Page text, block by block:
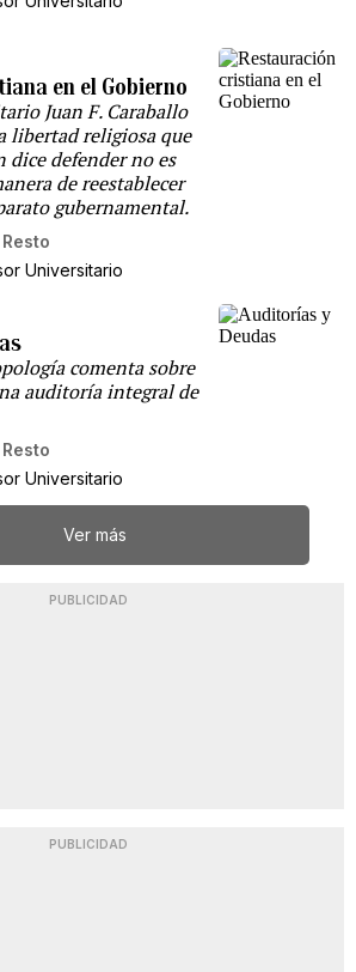
en el Gobierno
Juan F. Caraballo
libertad religiosa que
defender no es
de reestablecer
gubernamental.
Universitario
comenta sobre
auditoría integral de
Universitario
Ver más
PUBLICIDAD
PUBLICIDAD